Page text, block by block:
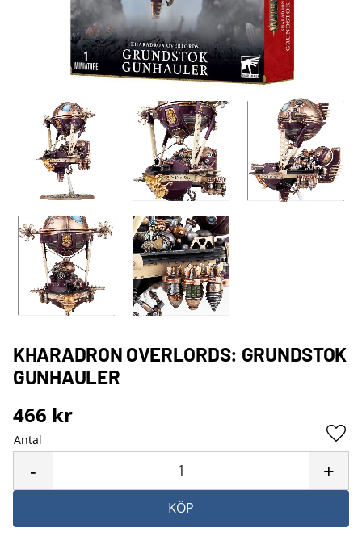
KHARADRON OVERLORDS: GRUNDSTOK
GUNHAULER
466 kr
Antal
+
-
KÖP